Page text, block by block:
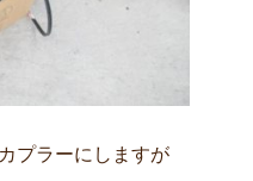
プラーにしますが